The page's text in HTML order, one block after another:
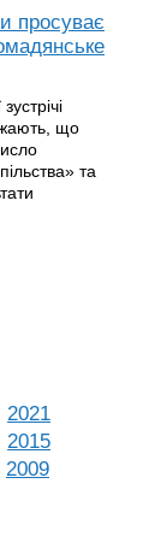
просуває
що
та
2021
2015
2009